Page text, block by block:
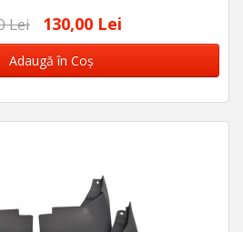
Lei 130,00 Lei
în Coş